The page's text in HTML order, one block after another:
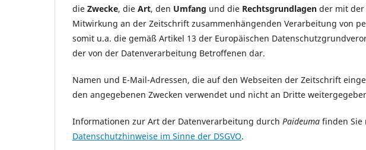
die Zwecke, die Art, den Umfang und die Rechtsgrundlagen der mit der
Mitwirkung an der Zeitschrift zusammenhängenden Verarbeitung von
somit u.a. die gemäß Artikel 13 der Europäischen
der von der Datenverarbeitung Betroffenen dar.
Namen und E-Mail-Adressen, die auf den Webseiten der Zeitschrift
den angegebenen Zwecken verwendet und nicht an Dritte
Informationen zur Art der Datenverarbeitung durch Paideuma finden Sie
Datenschutzhinweise im Sinne der DSGVO.